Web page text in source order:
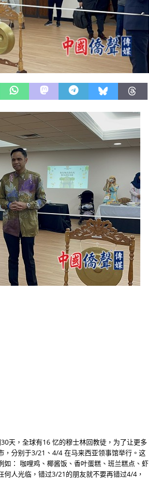
天，全球有16 忆的穆士林回教徒，为了让更多
，分别于3/21、4/4 在马来西亚领事馆举行。这
： 咖哩鸡、椰酱饭、香叶蛋糕、班兰糕点、虾
人光临，错过3/21的朋友就不要再错过4/4，